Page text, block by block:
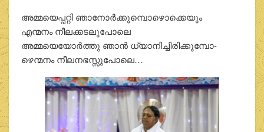
അമ്മയെപ്പറ്റി ഞാനോര്‍ക്കുമ്പൊഴൊക്കെയും
എന്മനം നീലക്കടലുപോലെ
അമ്മയെയോര്‍ത്തു ഞാന്‍ ധ്യാനിച്ചിരിക്കുമ്പോ-
ഴെന്മനം നീലനഭസ്സുപോലെ…